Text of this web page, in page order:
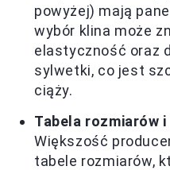
powyżej) mają
wybór klina może
elastyczność oraz
sylwetki, co jest
ciąży.
Tabela rozmiarów
Większość
tabele rozmiarów,